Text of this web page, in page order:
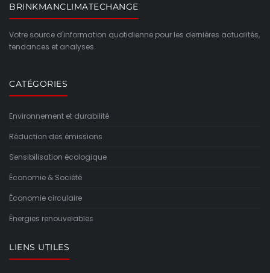
BRINKMANCLIMATECHANGE
Votre source d'information quotidienne pour les dernières actualités,
tendances et analyses.
CATÉGORIES
Environnement et durabilité
Réduction des émissions
Sensibilisation écologique
Économie & Société
Économie circulaire
Énergies renouvelables
LIENS UTILES